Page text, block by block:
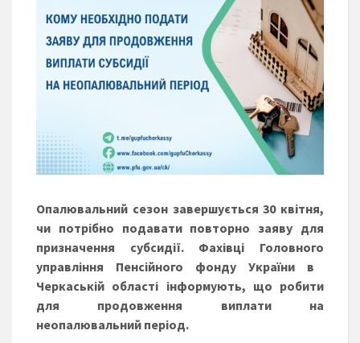
Опалювальний сезон завершується 30 квітня,
чи потрібно подавати повторно заяву для
призначення субсидії. Фахівці Головного
управління Пенсійного фонду України в
Черкаській області інформують, що робити
для продовження виплати на
неопалювальний період.